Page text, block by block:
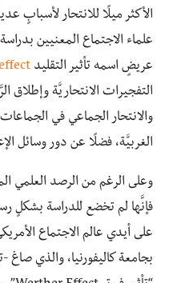
الأكثر ميلًا للانتحار لأسبابٍ
علماء الاجتماع المعنيين
عريضٍ اسمه تأثير التقليد
التفجيرات الانتحاريَّة وإطلاق
والانتحار الجماعي في
الغربيَّة، فضلًا عن دور وسائل
وعلى الرغم من الرصد العلمي
على أيدي عالم الاجتماع
بجامعة كاليفورنيا، والذي